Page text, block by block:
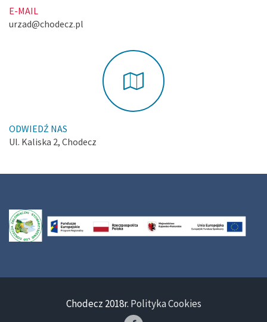
E-MAIL
urzad@chodecz.pl
ODWIEDŹ NAS
Ul. Kaliska 2, Chodecz
Chodecz 2018r. Polityka Cookies